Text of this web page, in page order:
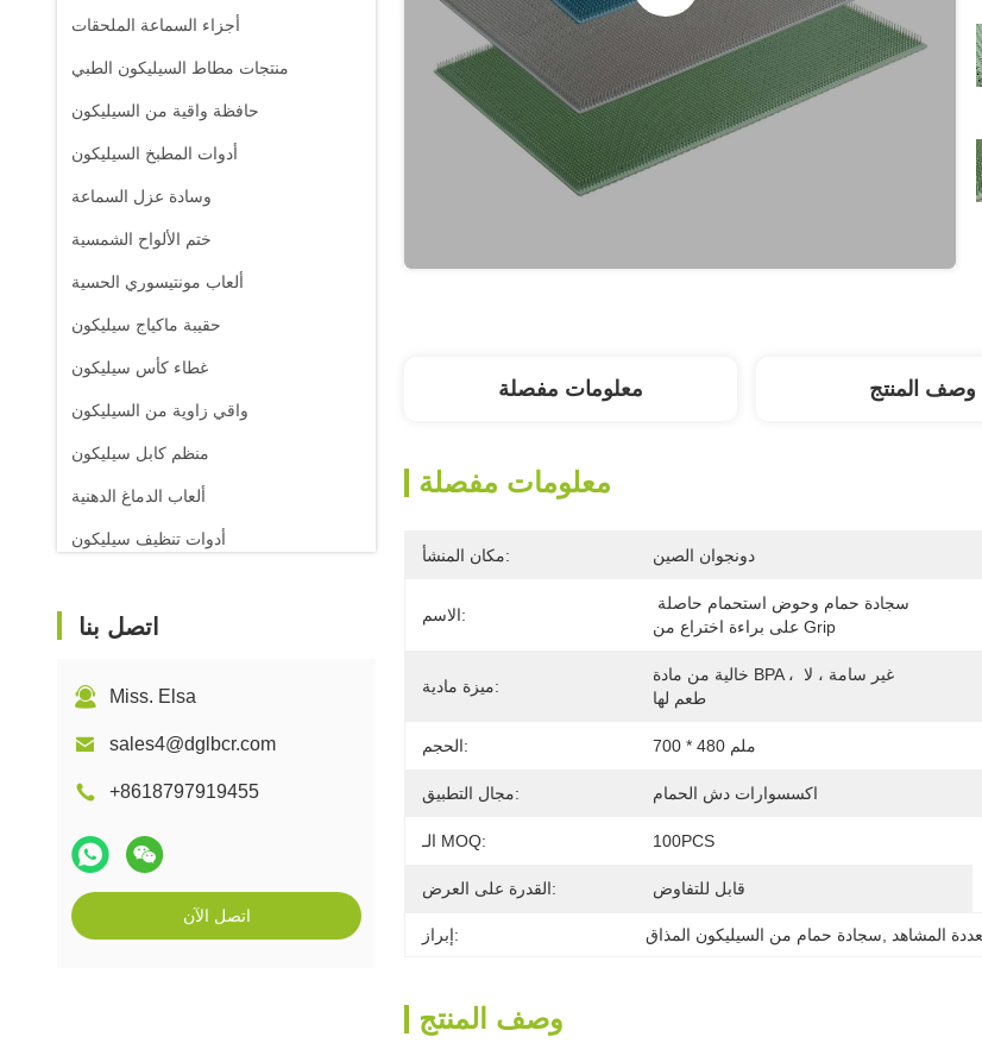
أجزاء السماعة الملحقات
منتجات مطاط السيليكون الطبي
حافظة واقية من السيليكون
أدوات المطبخ السيليكون
وسادة عزل السماعة
ختم الألواح الشمسية
ألعاب مونتيسوري الحسية
حقيبة ماكياج سيليكون
غطاء كأس سيليكون
واقي زاوية من السيليكون
منظم كابل سيليكون
ألعاب الدماغ الدهنية
أدوات تنظيف سيليكون
اتصل بنا
Miss. Elsa
sales4@dglbcr.com
+8618797919455
اتصل الآن
معلومات مفصلة وصف المنتج
معلومات مفصلة
مكان المنشأ: دونجوان الصين
الاسم:
على براءة اختراع من Grip
ميزة مادية:
خالية من مادة BPA ، غير سامة ، لا
طعم لها
الحجم: 700 * 480 ملم
مجال التطبيق: اكسسوارات دش الحمام
الـ MOQ: 100PCS
القدرة على العرض: قابل للتفاوض
إبراز: سجادة حمام من السيليكون المذاق المشاهد
وصف المنتج